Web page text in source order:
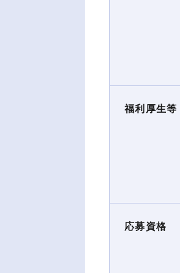
福利厚生等
応募資格